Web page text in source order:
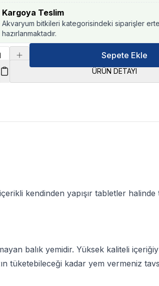
Kargoya Teslim
Akvaryum bitkileri kategorisindeki siparişler
hazırlanmaktadır.
Sepete Ekle
ÜRÜN DETAYI
kendinden yapışır tabletler halinde
balık yemidir. Yüksek kaliteli
tüketebileceği kadar yem vermeniz